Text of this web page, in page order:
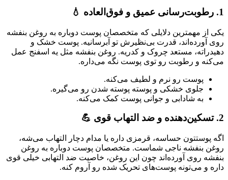
1. رطوبت‌رسانی عمیق و فوق‌العاده 💧
یکی از مهمترین دلایلی که متخصصان پوست دوباره به روغن بنفشه
روی آورده‌اند، قدرت بی‌نظیرش تو آبرسانیه. پوست خشک و
دهیدراته، مستعد چروک و کدریه. روغن بنفشه مثل یه اسفنج عمل
می‌کنه و رطوبت رو توی پوست نگه می‌داره.
پوست رو نرم و لطیف می‌کنه.
جلوی خشکی و پوسته پوسته شدن رو می‌گیره.
به شادابی و جوانی پوست کمک می‌کنه.
2. تسکین‌دهنده و ضد التهاب قوی 💪
اگه پوستتون حساسه، قرمزی داره یا مدام دچار التهاب می‌شه،
روغن بنفشه ناجی شماست. متخصصان پوست دوباره به روغن
بنفشه روی آورده‌اند چون این روغن، خاصیت ضد التهابی خیلی قوی
داره و می‌تونه پوست‌های تحریک شده رو آروم کنه.